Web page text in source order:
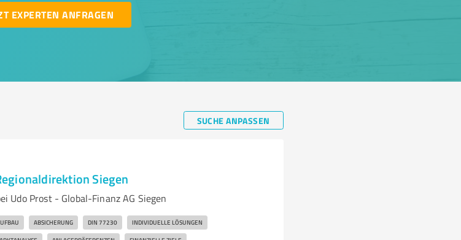
EXPERTEN ANFRAGEN
SUCHE ANPASSEN
Siegen
Udo Prost - Global-Finanz AG Siegen
ABSICHERUNG DIN 77230 INDIVIDUELLE LÖSUNGEN